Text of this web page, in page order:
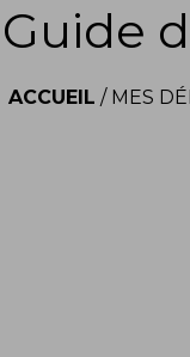
Guide
ACCUEIL / MES